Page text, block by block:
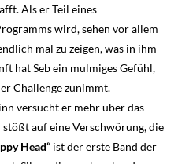
Als er Teil eines
wird, sehen vor allem
mal zu zeigen, was in ihm
hat Seb ein mulmiges Gefühl,
Challenge zunimmt.
versucht er mehr über das
auf eine Verschwörung, die
Head“ ist der erste Band der